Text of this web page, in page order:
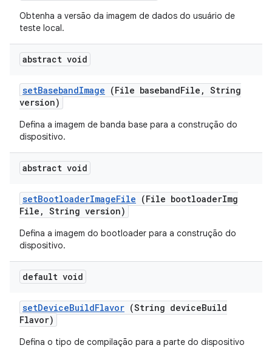
Obtenha a versão da imagem de dados do usuário de
teste local.
abstract void
setBasebandImage (File basebandFile , String
version)
Defina a imagem de banda base para a construção do
dispositivo.
abstract void
setBootloaderImageFile (File bootloaderImg
File , String version)
Defina a imagem do bootloader para a construção do
dispositivo.
default void
setDeviceBuildFlavor (String deviceBuild
Flavor)
Defina o tipo de compilação para a parte do dispositivo